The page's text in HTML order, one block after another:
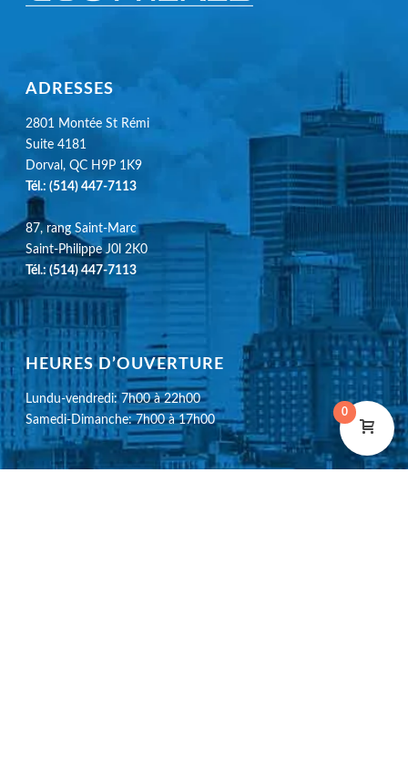
ADRESSES
2801 Montée St Rémi
Suite 4181
Dorval, QC H9P 1K9
Tél.:(514) 447-7113
87, rang Saint-Marc
Saint-Philippe J0l 2K0
Tél.:(514) 447-7113
HEURES D’OUVERTURE
Lundu-vendredi: 7h00 à 22h00
Samedi-Dimanche: 7h00 à 17h00
0